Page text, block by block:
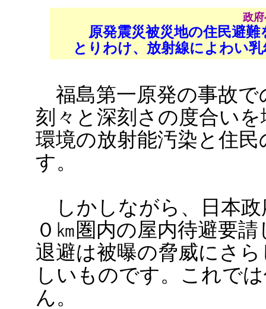
政
原発震災被災地の住民避難
とりわけ、放射線によわい乳
福島第一原発の事故で
刻々と深刻さの度合い
環境の放射能汚染と住
す。
しかしながら、日本政
０㎞圏内の屋内待避要
退避は被曝の脅威にさ
しいものです。これで
ん。